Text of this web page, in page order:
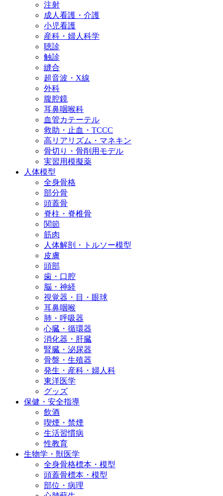
注射
成人看護・介護
小児看護
産科・婦人科学
聴診
触診
縫合
超音波・X線
外科
腹腔鏡
耳鼻咽喉科
血管カテーテル
救助・止血・TCCC
高リアリズム・マネキン
骨切り・骨削用モデル
実習用模擬薬
人体模型
全身骨格
部分骨
頭蓋骨
脊柱・脊椎骨
関節
筋肉
人体解剖・トルソー模型
皮膚
頭部
歯・口腔
脳・神経
視覚器・目・眼球
耳鼻咽喉
肺・呼吸器
心臓・循環器
消化器・肝臓
腎臓・泌尿器
骨盤・生殖器
発生・産科・婦人科
東洋医学
グッズ
保健・安全指導
飲酒
喫煙・禁煙
生活習慣病
性教育
生物学・獣医学
全身骨格標本・模型
頭蓋骨標本・模型
部位・病理